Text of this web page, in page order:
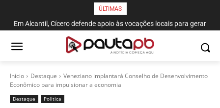
ÚLTIMAS
Em Alcantil, Cícero defende apoio às vocações locais para gerar
emprego e renda
Início Destaque
Veneziano implantará Conselho de Desenvolvimento
Econômico para impulsionar a economia
Destaque Política